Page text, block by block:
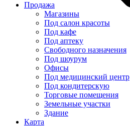
Продажа
Магазины
Под салон красоты
Под кафе
Под аптеку
Свободного назначения
Под шоурум
Офисы
Под медицинский центр
Под кондитерскую
Торговые помещения
Земельные участки
Здание
Карта